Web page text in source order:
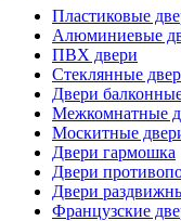
Пластиковые
Алюминиевые
ПВХ двери
Стеклянные
Двери
Межкомнатные
Москитные
Двери гармошка
Двери
Двери
Французские